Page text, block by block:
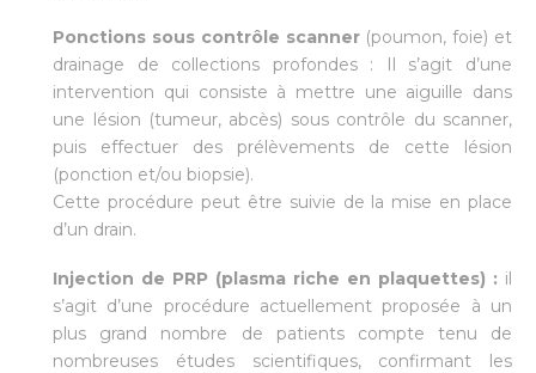
Ponctions sous contrôle scanner(poumon, foie) et
drainage de collections profondes : Il s’agit d’une
intervention qui consiste à mettre une aiguille dans
une lésion (tumeur, abcès) sous contrôle du scanner,
puis effectuer des prélèvements de cette lésion
(ponction et/ou biopsie).
Cette procédure peut être suivie de la mise en place
d’un drain.
Injection de PRP (plasma riche en plaquettes) : il
s’agit d’une procédure actuellement proposée à un
plus grand nombre de patients compte tenu de
nombreuses études scientifiques, confirmant les